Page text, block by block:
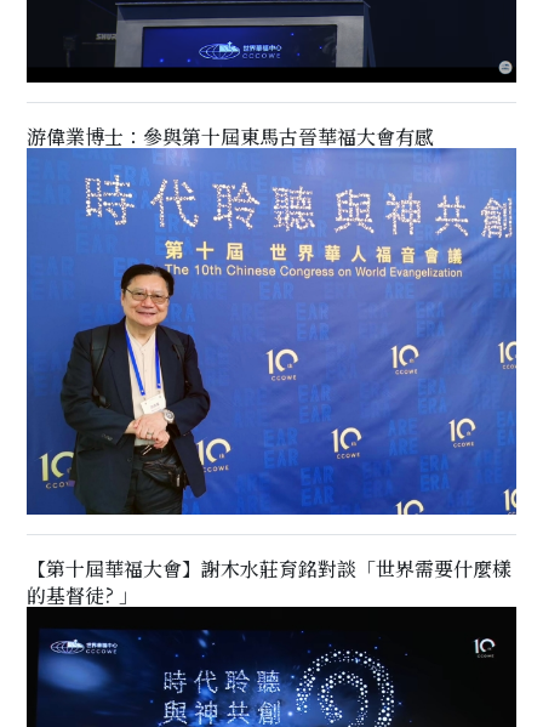
游偉業博士：參與第十屆東馬古晉華福大會有感
【第十屆華福大會】謝木水莊育銘對談「世界需要什麼樣
的基督徒? 」